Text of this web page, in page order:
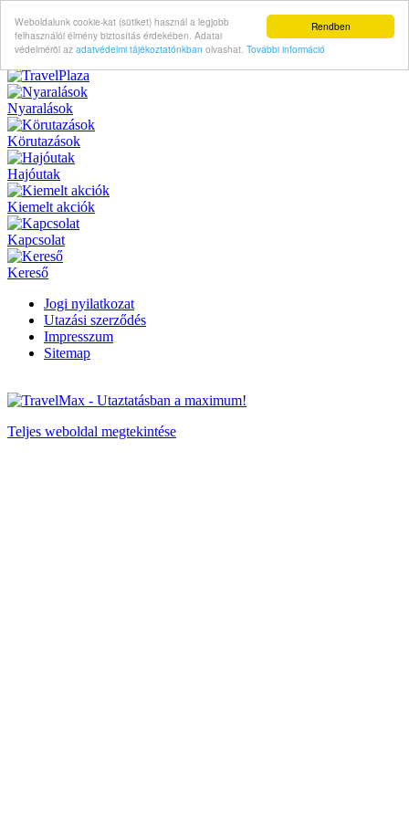
Rendben
Weboldalunk cookie-kat (sütiket) használ a legjobb
felhasználói élmény biztosítás érdekében. Adatai
védelméröl az adatvédelmi tájékoztatónkban olvashat. További információ
Nyaralások
Körutazások
Hajóutak
Kiemelt akciók
Kapcsolat
Kereső
Jogi nyilatkozat
Utazási szerződés
Impresszum
Sitemap
Teljes weboldal megtekintése